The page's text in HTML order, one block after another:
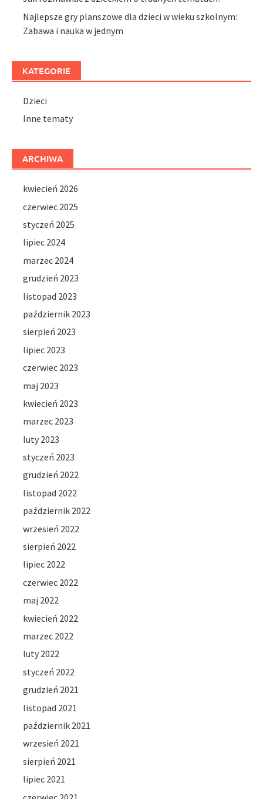
Najlepsze gry planszowe dla dzieci w wieku szkolnym:
Zabawa i nauka w jednym
KATEGORIE
Dzieci
Inne tematy
ARCHIWA
kwiecień 2026
czerwiec 2025
styczeń 2025
lipiec 2024
marzec 2024
grudzień 2023
listopad 2023
październik 2023
sierpień 2023
lipiec 2023
czerwiec 2023
maj 2023
kwiecień 2023
marzec 2023
luty 2023
styczeń 2023
grudzień 2022
listopad 2022
październik 2022
wrzesień 2022
sierpień 2022
lipiec 2022
czerwiec 2022
maj 2022
kwiecień 2022
marzec 2022
luty 2022
styczeń 2022
grudzień 2021
listopad 2021
październik 2021
wrzesień 2021
sierpień 2021
lipiec 2021